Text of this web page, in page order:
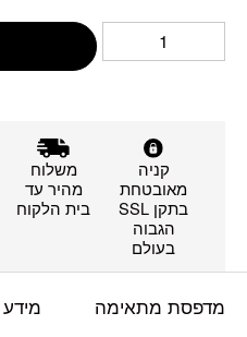
קניה
מאובטחת
בתקן SSL
הגבוה
בעולם
משלוח
מהיר עד
בית הלקוח
מדפסת מתאימה מידע